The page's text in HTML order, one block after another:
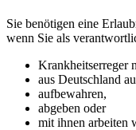
Sie benötigen eine
wenn Sie als
Krankheitserreger
aus Deutschland
aufbewahren,
abgeben oder
mit ihnen arbeiten